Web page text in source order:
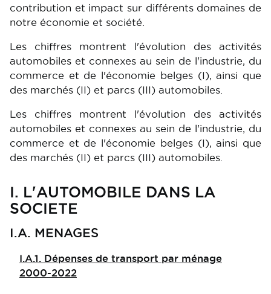
contribution et impact sur différents domaines de
notre économie et société.
Les chiffres montrent l'évolution des activités
automobiles et connexes au sein de l'industrie, du
commerce et de l'économie belges (I), ainsi que
des marchés (II) et parcs (III) automobiles.
Les chiffres montrent l'évolution des activités
automobiles et connexes au sein de l'industrie, du
commerce et de l'économie belges (I), ainsi que
des marchés (II) et parcs (III) automobiles.
I. L'AUTOMOBILE DANS LA
SOCIETE
I.A. MENAGES
I.A.1. Dépenses de transport par ménage
2000-2022